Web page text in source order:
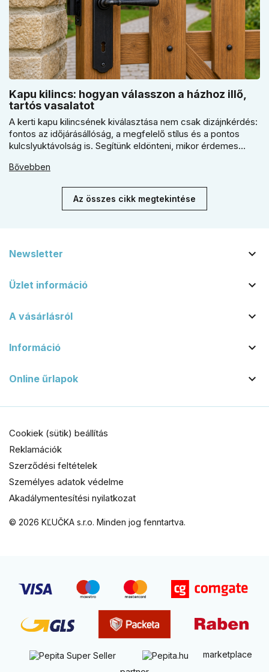
Kapu kilincs: hogyan válasszon a házhoz illő,
tartós vasalatot
A kerti kapu kilincsének kiválasztása nem csak dizájnkérdés:
fontos az időjárásállóság, a megfelelő stílus és a pontos
kulcslyuktávolság is. Segítünk eldönteni, mikor érdemes
kilincs + gomb megoldást választani.
Bővebben
Az összes cikk megtekintése
Newsletter 
Üzlet információ 
A vásárlásról 
Információ 
Online űrlapok 
© 2026 KĽUČKA s.r.o. Minden jog fenntartva.
Cookiek (sütik) beállítás
Reklamációk
Szerződési feltételek
Személyes adatok védelme
Akadálymentesítési nyilatkozat
marketplace